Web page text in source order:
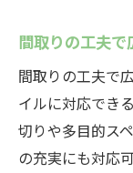
間取りの工夫
間取りの工夫で
イルに対応でき
切りや多目的ス
の充実にも対応